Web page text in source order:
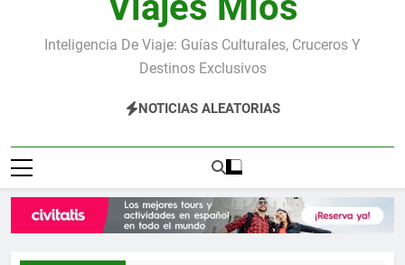
Inteligencia De Viaje: Guías Culturales, Cruceros Y
Destinos Exclusivos
NOTICIAS ALEATORIAS